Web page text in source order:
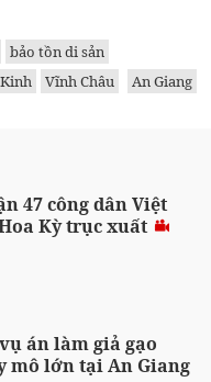
bảo tồn di sản
Kinh Vĩnh Châu
An Giang
47 công dân Việt
Kỳ trục xuất
án làm giả gạo
mô lớn tại An Giang